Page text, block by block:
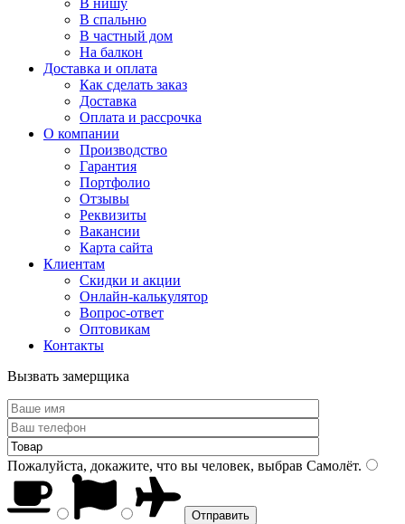
В нишу
В спальню
В частный дом
На балкон
Доставка и оплата
Как сделать заказ
Доставка
Оплата и рассрочка
О компании
Производство
Гарантия
Портфолио
Отзывы
Реквизиты
Вакансии
Карта сайта
Клиентам
Скидки и акции
Онлайн-калькулятор
Вопрос-ответ
Оптовикам
Контакты
Вызвать замерщика
Пожалуйста, докажите, что вы человек, выбрав Самолёт.